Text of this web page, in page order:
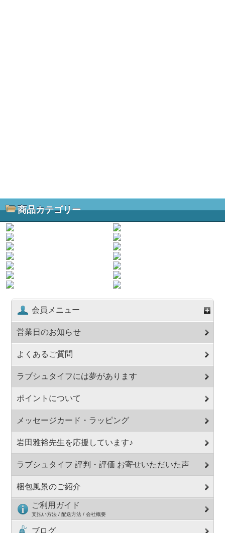
商品カテゴリー
会員メニュー
営業日のお知らせ
よくあるご質問
ラブシュタイフには夢があります
ポイントについて
メッセージカード・ラッピング
岩田雅裕先生を応援しています♪
ラブシュタイフ 評判・評価 お寄せいただいた声
梱包風景のご紹介
ご利用ガイド
支払い方法 / 配送方法 / 会社概要
ブログ